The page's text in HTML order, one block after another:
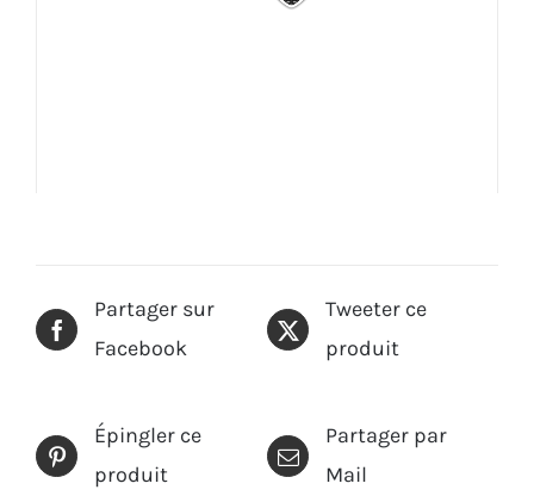
Partager sur
Facebook
Tweeter ce
produit
Épingler ce
produit
Partager par
Mail